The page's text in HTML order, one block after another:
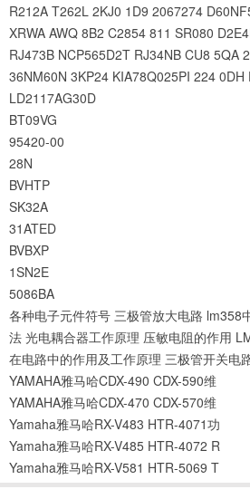
R212A T262L 2KJ0 1D9 2067274
XRWA AWQ 8B2 C2854 811 SR080
RJ473B NCP565D2T RJ34NB CU8 5QA
36NM60N 3KP24 KIA78Q025PI 224 0DH
LD2117AG30D
BT09VG
95420-00
28N
BVHTP
SK32A
31ATED
BVBXP
1SN2E
5086BA
各种电子元件符号 三极管放大电路 lm358
法 光电耦合器工作原理 压敏电阻的作用
在电路中的作用及工作原理 三极管开关电
YAMAHA雅马哈CDX-490 CDX-590维
YAMAHA雅马哈CDX-470 CDX-570维
Yamaha雅马哈RX-V483 HTR-4071功
Yamaha雅马哈RX-V485 HTR-4072 R
Yamaha雅马哈RX-V581 HTR-5069 T